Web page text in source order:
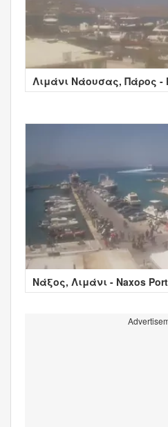
Λιμάνι Νάουσας, Πάρος -
Νάξος, Λιμάνι - Naxos Port